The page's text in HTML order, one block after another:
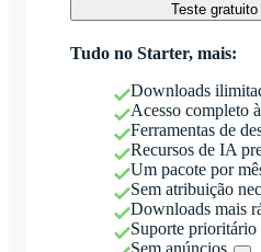
Teste
Tudo no Starter, mais:
Downloads
Acesso completo
Ferramentas de
Recursos de IA
Um pacote por
Sem atribuição
Downloads mais
Suporte prioritário